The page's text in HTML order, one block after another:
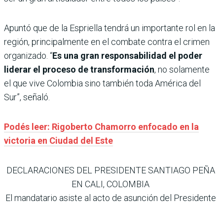
Apuntó que de la Espriella tendrá un importante rol en la
región, principalmente en el combate contra el crimen
organizado. “Es una gran responsabilidad el poder
liderar el proceso de transformación, no solamente
el que vive Colombia sino también toda América del
Sur”, señaló.
Podés leer: Rigoberto Chamorro enfocado en la
victoria en Ciudad del Este
DECLARACIONES DEL PRESIDENTE SANTIAGO PEÑA
EN CALI, COLOMBIA
El mandatario asiste al acto de asunción del Presidente